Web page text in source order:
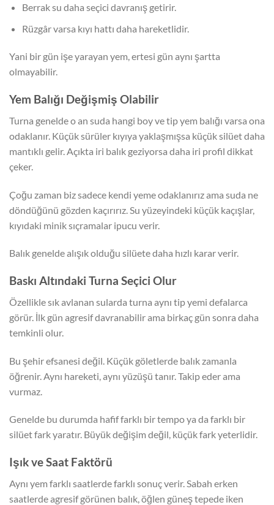
Berrak su daha seçici davranış getirir.
Rüzgâr varsa kıyı hattı daha hareketlidir.
Yani bir gün işe yarayan yem, ertesi gün aynı şartta
olmayabilir.
Yem Balığı Değişmiş Olabilir
Turna genelde o an suda hangi boy ve tip yem balığı varsa ona
odaklanır. Küçük sürüler kıyıya yaklaşmışsa küçük silüet daha
mantıklı gelir. Açıkta iri balık geziyorsa daha iri profil dikkat
çeker.
Çoğu zaman biz sadece kendi yeme odaklanırız ama suda ne
döndüğünü gözden kaçırırız. Su yüzeyindeki küçük kaçışlar,
kıyıdaki minik sıçramalar ipucu verir.
Balık genelde alışık olduğu silüete daha hızlı karar verir.
Baskı Altındaki Turna Seçici Olur
Özellikle sık avlanan sularda turna aynı tip yemi defalarca
görür. İlk gün agresif davranabilir ama birkaç gün sonra daha
temkinli olur.
Bu şehir efsanesi değil. Küçük göletlerde balık zamanla
öğrenir. Aynı hareketi, aynı yüzüşü tanır. Takip eder ama
vurmaz.
Genelde bu durumda hafif farklı bir tempo ya da farklı bir
silüet fark yaratır. Büyük değişim değil, küçük fark yeterlidir.
Işık ve Saat Faktörü
Aynı yem farklı saatlerde farklı sonuç verir. Sabah erken
saatlerde agresif görünen balık, öğlen güneş tepede iken